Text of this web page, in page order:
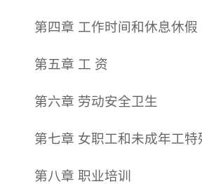
第四章 工作时间和休息休假
第五章 工 资
第六章 劳动安全卫生
第七章 女职工和未成年工特
第八章 职业培训